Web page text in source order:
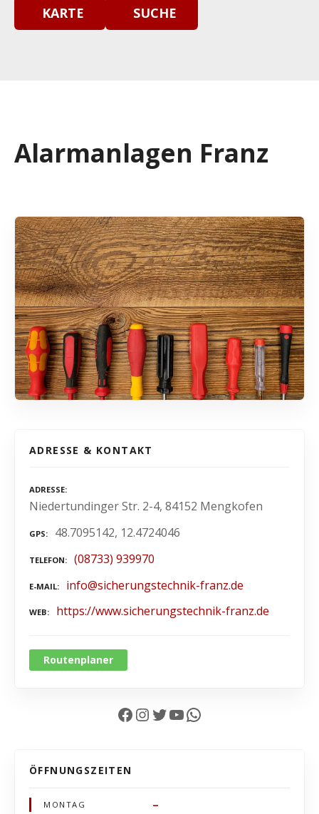
KARTE SUCHE
Alarmanlagen Franz
ADRESSE & KONTAKT
ADRESSE
Niedertundinger Str. 2-4, 84152 Mengkofen
GPS 48.7095142, 12.4724046
TELEFON (08733) 939970
E-MAIL info@sicherungstechnik-franz.de
WEB https://www.sicherungstechnik-franz.de
Routenplaner
Facebook InstagramTwitter YouTube WhatsApp
ÖFFNUNGSZEITEN
MONTAG –